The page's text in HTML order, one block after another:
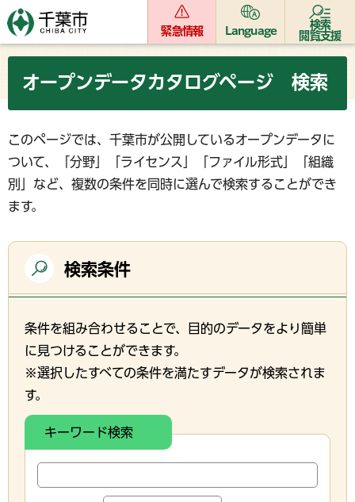
緊急情報 Language
検索
閲覧支援
オープンデータカタログページ 検索
このページでは、千葉市が公開しているオープンデータに
ついて、「分野」「ライセンス」「ファイル形式」「組織
別」など、複数の条件を同時に選んで検索することができ
ます。
検索条件
条件を組み合わせることで、目的のデータをより簡単
に見つけることができます。
※選択したすべての条件を満たすデータが検索されま
す。
キーワード検索